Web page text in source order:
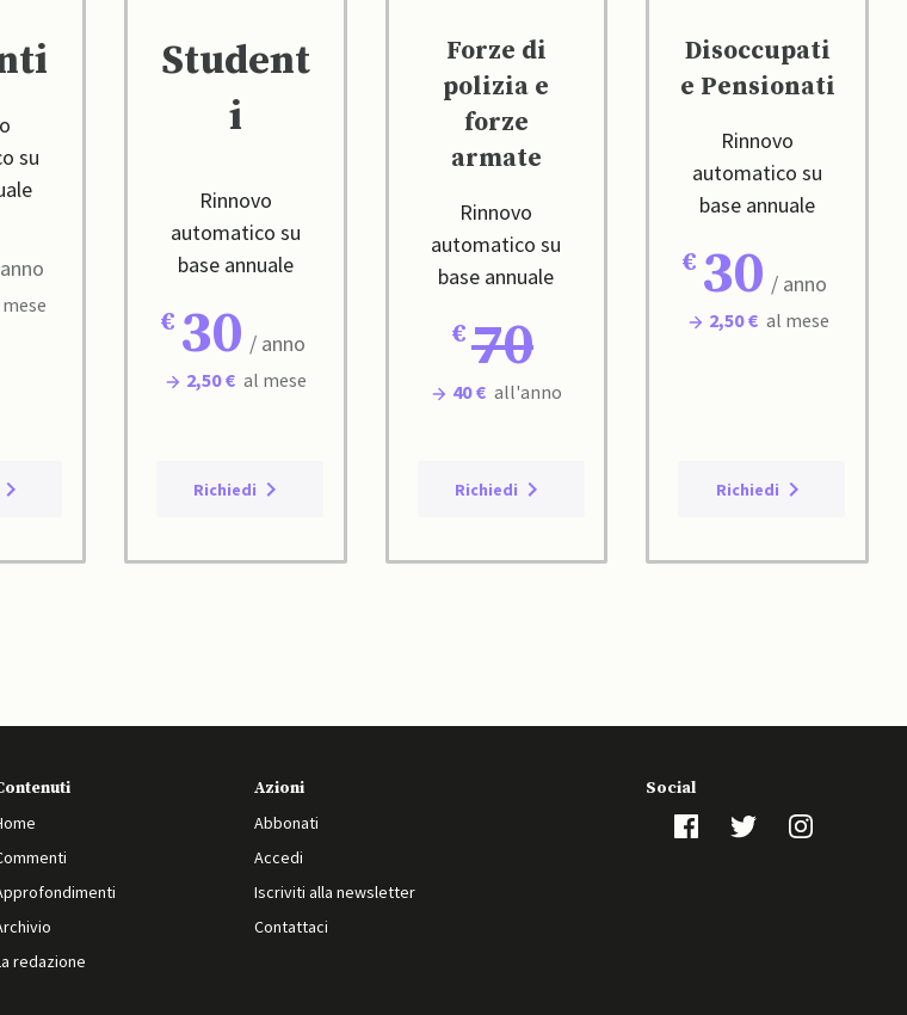
su
Student
i
Rinnovo
automatico su
base annuale
30 / anno
2,50 € al mese
Richiedi
Forze di
polizia e
forze
armate
Rinnovo
automatico su
base annuale
70
40 € all'anno
Richiedi
Disoccupati
e Pensionati
Rinnovo
automatico su
base annuale
30 / anno
2,50 € al mese
Richiedi
redazione
Azioni
Abbonati
Accedi
Iscriviti alla newsletter
Contattaci
Social